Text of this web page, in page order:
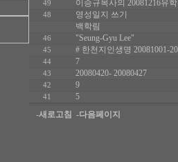
49
이승규목사의 20081216유학
48
영성일지 쓰기
백학림
46
"Seung-Gyu Lee"
45
# 한천지인생명 20081001-
44
7
43
20080420- 20080427
42
9
41
5
-새로고침
-다음페이지